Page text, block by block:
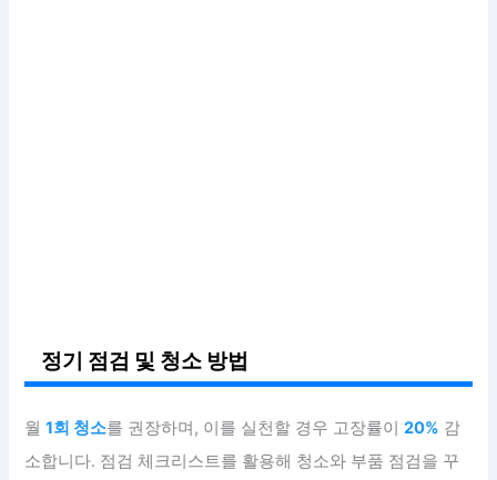
정기 점검 및 청소 방법
월1회 청소를 권장하며, 이를 실천할 경우 고장률이20% 감
소합니다. 점검 체크리스트를 활용해 청소와 부품 점검을 꾸